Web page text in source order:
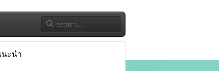
ะนำ